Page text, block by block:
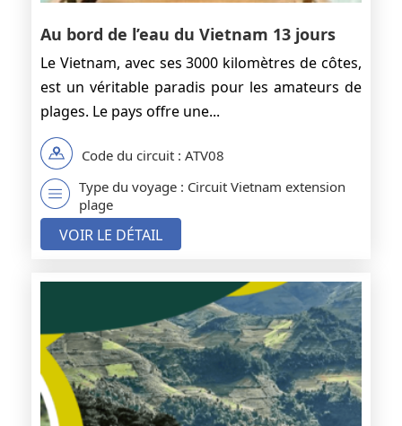
Au bord de l’eau du Vietnam 13 jours
Le Vietnam, avec ses 3000 kilomètres de côtes,
est un véritable paradis pour les amateurs de
plages. Le pays offre une...
Code du circuit : ATV08
Type du voyage : Circuit Vietnam extension
plage
VOIR LE DÉTAIL